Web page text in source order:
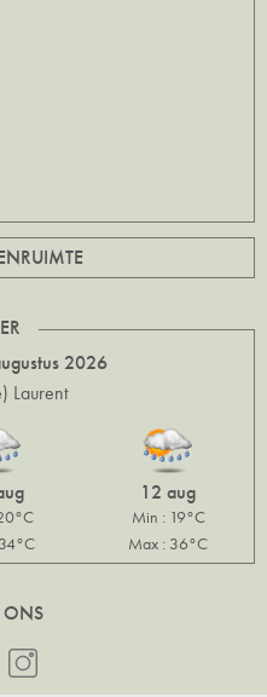
2026
Laurent
12 aug
Min : 19°C
Max : 36°C